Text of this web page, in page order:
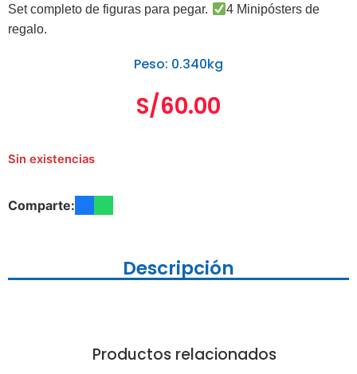
Set completo de figuras para pegar.
4 Minipósters de
regalo.
Peso: 0.340kg
S/60.00
Sin existencias
Comparte:
Descripción
Productos relacionados